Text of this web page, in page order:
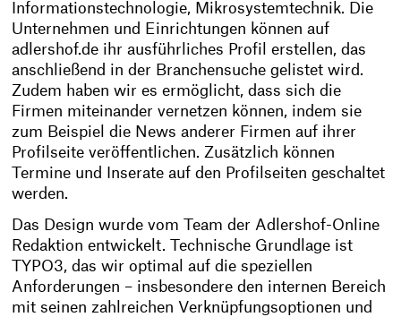
Informationstechnologie, Mikrosystemtechnik. Die
Unternehmen und Einrichtungen können auf
adlershof.de ihr ausführliches Profil erstellen, das
anschließend in der Branchensuche gelistet wird.
Zudem haben wir es ermöglicht, dass sich die
Firmen miteinander vernetzen können, indem sie
zum Beispiel die News anderer Firmen auf ihrer
Profilseite veröffentlichen. Zusätzlich können
Termine und Inserate auf den Profilseiten geschaltet
werden.
Das Design wurde vom Team der Adlershof-Online
Redaktion entwickelt. Technische Grundlage ist
TYPO3, das wir optimal auf die speziellen
Anforderungen – insbesondere den internen Bereich
mit seinen zahlreichen Verknüpfungsoptionen und